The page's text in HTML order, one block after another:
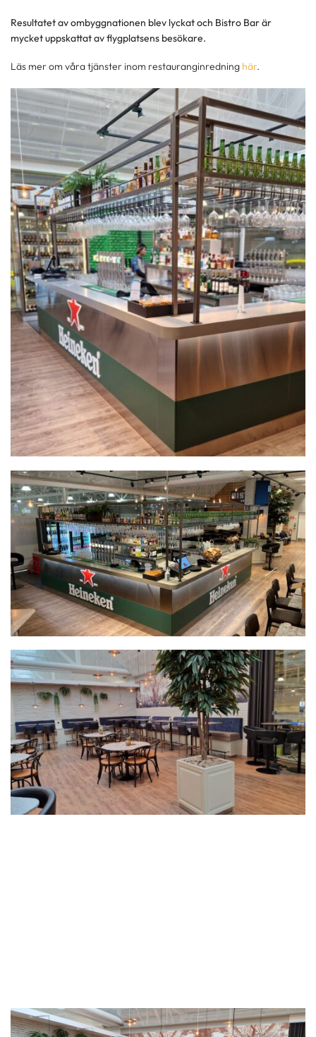
Resultatet av ombyggnationen blev lyckat och Bistro Bar är
mycket uppskattat av flygplatsens besökare.
Läs mer om våra tjänster inom restauranginredning här.